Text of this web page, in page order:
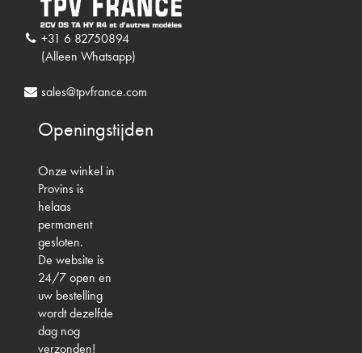
+31 6 82750894
(Alleen Whatsapp)
sales@tpvfrance.com
Openingstijden
Onze winkel in
Provins is
helaas
permanent
gesloten.
De website is
24/7 open en
uw bestelling
wordt dezelfde
dag nog
verzonden!